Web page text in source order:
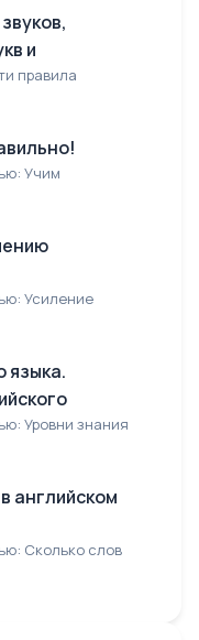
и
правила
Учим
Усиление
языка.
Уровни знания
английском
Сколько слов